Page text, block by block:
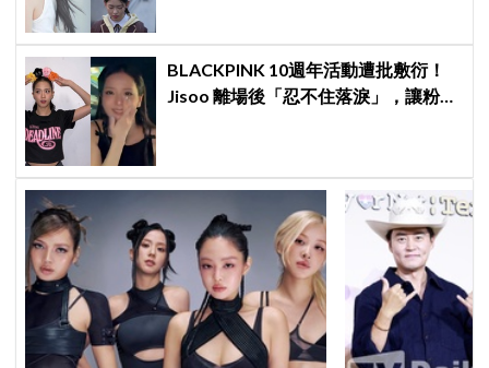
BLACKPINK 10週年活動遭批敷衍！
Jisoo 離場後「忍不住落淚」，讓粉絲